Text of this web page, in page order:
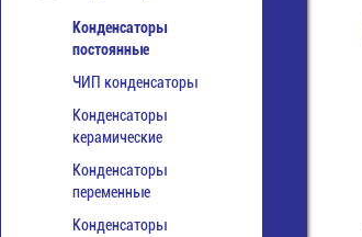
Конденсаторы
постоянные
ЧИП конденсаторы
Конденсаторы
керамические
Конденсаторы
переменные
Конденсаторы